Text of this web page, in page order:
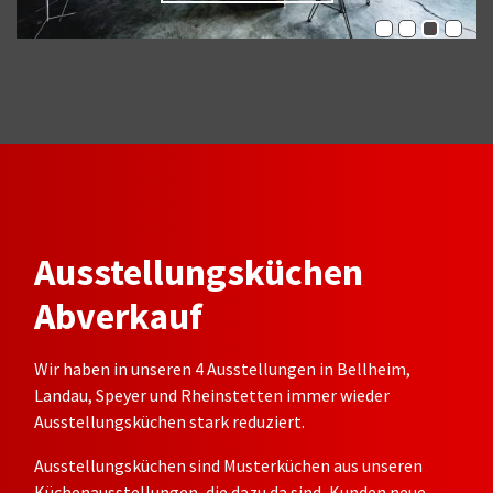
Ausstellungsküchen
Abverkauf
Wir haben in unseren 4 Ausstellungen in Bellheim,
Landau, Speyer und Rheinstetten immer wieder
Ausstellungsküchen stark reduziert.
Ausstellungsküchen sind Musterküchen aus unseren